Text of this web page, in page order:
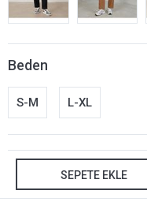
Beden
S-M L-XL
SEPETE EKLE